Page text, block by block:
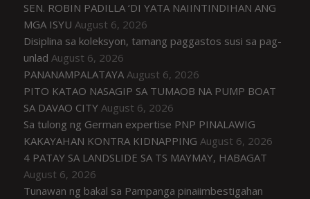
SEN. ROBIN PADILLA ‘DI YATA NAIINTINDIHAN ANG
MGA ISYU August 6, 2026
Disiplina sa koleksyon, tamang paggastos susi sa pag-
unlad August 6, 2026
PANANAMPALATAYA August 6, 2026
PITO KATAO NASAGIP SA TUMAOB NA PUMP BOAT
SA DAVAO CITY August 6, 2026
Sa tulong ng German expertise PNP PINALAWIG
KAKAYAHAN KONTRA KIDNAPPING August 6, 2026
4 PATAY SA LANDSLIDE SA TS MAYMAY, HABAGAT
August 6, 2026
Tunawan ng bakal sa Pampanga pinaiimbestigahan